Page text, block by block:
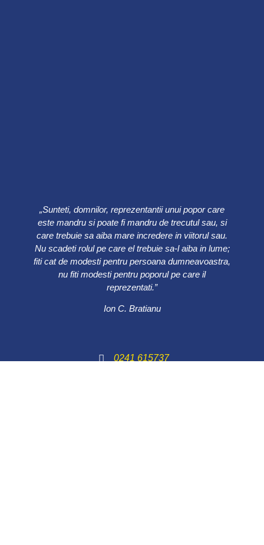
„Sunteti, domnilor, reprezentantii unui popor care
este mandru si poate fi mandru de trecutul sau, si
care trebuie sa aiba mare incredere in viitorul sau.
Nu scadeti rolul pe care el trebuie sa-l aiba in lume;
fiti cat de modesti pentru persoana dumneavoastra,
nu fiti modesti pentru poporul pe care il
reprezentati.”
Ion C. Bratianu
0241 615737